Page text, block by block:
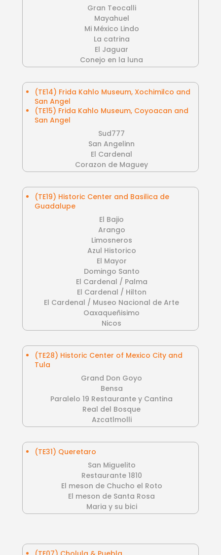
Gran Teocalli
Mayahuel
Mi México Lindo
La catrina
El Jaguar
Conejo en la luna
(TE14) Frida Kahlo Museum, Xochimilco and
San Angel
(TE15) Frida Kahlo Museum, Coyoacan and
San Angel
Sud777
San Angelinn
El Cardenal
Corazon de Maguey
(TE19) Historic Center and Basilica de
Guadalupe
El Bajio
Arango
Limosneros
Azul Historico
El Mayor
Domingo Santo
El Cardenal / Palma
El Cardenal / Hilton
El Cardenal / Museo Nacional de Arte
Oaxaqueñisimo
Nicos
(TE28) Historic Center of Mexico City and
Tula
Grand Don Goyo
Bensa
Paralelo 19 Restaurante y Cantina
Real del Bosque
Azcatlmolli
(TE31) Queretaro
San Miguelito
Restaurante 1810
El meson de Chucho el Roto
El meson de Santa Rosa
Maria y su bici